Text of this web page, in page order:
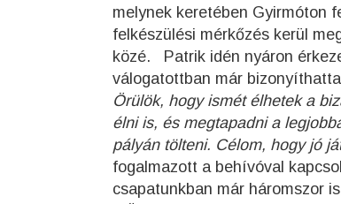
melynek keretében Gyirmóton
felkészülési mérkőzés kerül
közé. Patrik idén nyáron
válogatottban már
Örülök, hogy ismét élhetek a
élni is, és megtapadni a
pályán tölteni. Célom, hogy jó
fogalmazott a behívóval
csapatunkban már háromszor